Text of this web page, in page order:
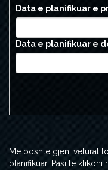
Data e planifikuar e
Data e planifikuar e
Më poshtë gjeni veturat
planifikuar. Pasi të